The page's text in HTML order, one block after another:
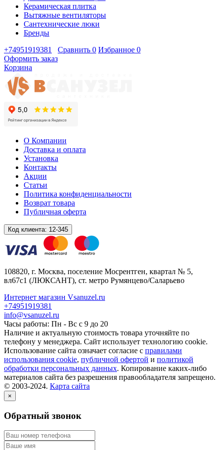
Керамическая плитка
Вытяжные вентиляторы
Сантехнические люки
Бренды
+74951919381
Сравнить 0 Избранное 0
Оформить заказ
Корзина
О Компании
Доставка и оплата
Установка
Контакты
Акции
Статьи
Политика конфиденциальности
Возврат товара
Публичная оферта
Код клиента: 12-345
108820, г. Москва, поселение Мосрентген, квартал № 5,
вл67с1 (ЛЮКСАНТ), ст. метро Румянцево/Саларьево
Интернет магазин Vsanuzel.ru
+74951919381
info@vsanuzel.ru
Часы работы: Пн - Вс с 9 до 20
Наличие и актуальную стоимость товара уточняйте по
телефону у менеджера. Сайт использует технологию cookie.
Использование сайта означает согласие с правилами
использования cookie, публичной офертой и политикой
обработки персональных данных. Копирование каких-либо
материалов сайта без разрешения правообладателя запрещено.
© 2003-2024. Карта сайта
×
Обратный звонок